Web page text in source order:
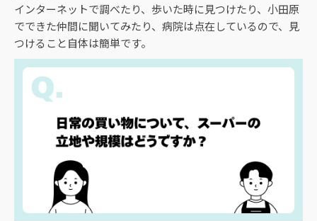
インターネットで調べたり、歩いた時に見つけたり、小田原
でできた仲間に聞いてみたり、病院は点在しているので、見
つけること自体は簡単です。